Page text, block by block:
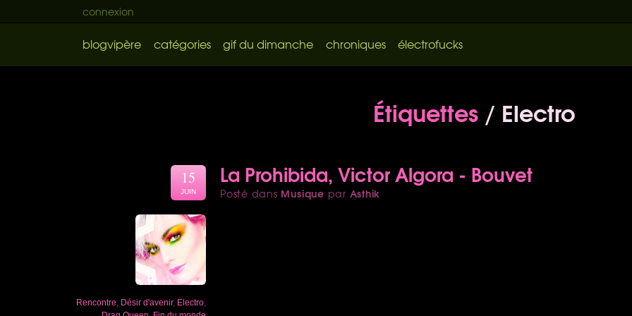
connexion
blogvipère catégories gif du dimanche chroniques électrofucks
Étiquettes / Electro
La Prohibida, Victor Algora - Bouvet
Posté dans Musique par Asthik
15
JUIN
Rencontre Désir d'avenir, Electro